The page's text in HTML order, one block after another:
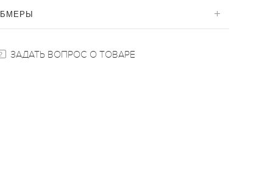
ЗАДАТЬ ВОПРОС О ТОВАРЕ